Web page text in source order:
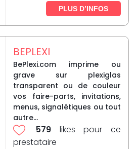
PLUS D’INFOS
BEPLEXI
BePlexi.com imprime ou
grave sur plexiglas
transparent ou de couleur
vos faire-parts, invitations,
menus, signalétiques ou tout
autre...
579 likes pour ce
prestataire